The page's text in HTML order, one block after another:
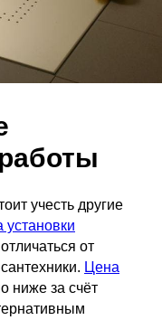
учесть другие
установки
от
Цена
ниже за счёт